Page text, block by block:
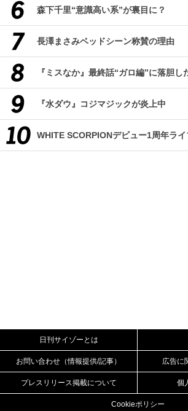
森下千里“意識高い系”が裏目に？
長澤まさみベッドシーン称賛の理由
『ミスなか』最終話“ガロ編”に落胆し
『水ダウ』コジマジックが炎上中
WHITE SCORPIONデビュー1周年ライ
日刊サイゾーとは
お問い合わせ（情報提供/記事） 広告に
プレスリリース掲載について 個
Cookieポリシー